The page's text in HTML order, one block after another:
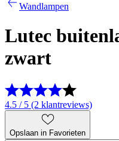
Wandlampen
Lutec
zwart
4.5 / 5 (2 klantreviews)
Opslaan in Favorieten